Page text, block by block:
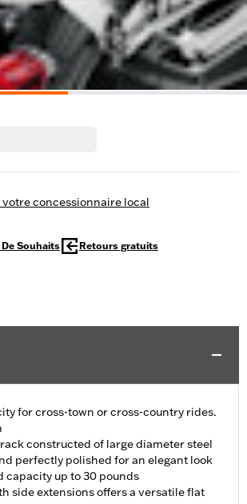
concessionnaire local
Souhaits Retours gratuits
for cross-town or cross-country rides.
constructed of large diameter steel
perfectly polished for an elegant look
capacity up to 30 pounds
side extensions offers a versatile flat